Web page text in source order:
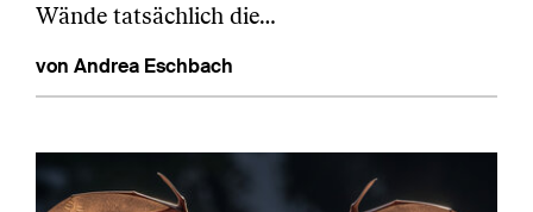
Wände tatsächlich die…
von Andrea Eschbach